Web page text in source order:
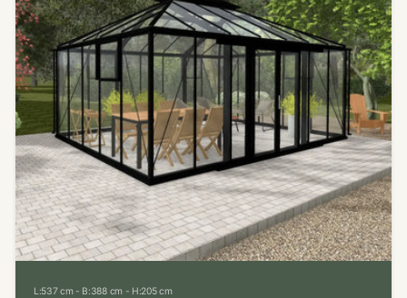
L:537 cm - B:388 cm - H:205 cm